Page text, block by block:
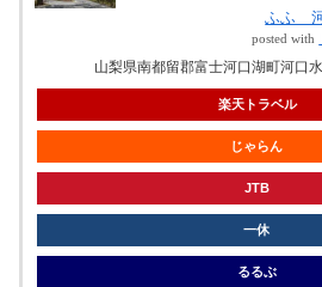
ふふ
posted with
山梨県南都留郡富士河口湖町河口
楽天トラベル
じゃらん
JTB
一休
るるぶ